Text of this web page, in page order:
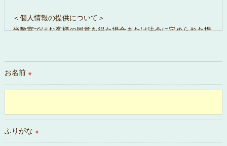
＜個人情報の提供について＞
当教室ではお客様の同意を得た場合または法令に定められた場
＜個人情報の委託について＞
当教室では、利用目的の達成に必要な範囲において、個人情報
これらの委託先に対しては個人情報保護契約等の措置をとり、
適切な監督を行います。
お名前 ※
ふりがな ※